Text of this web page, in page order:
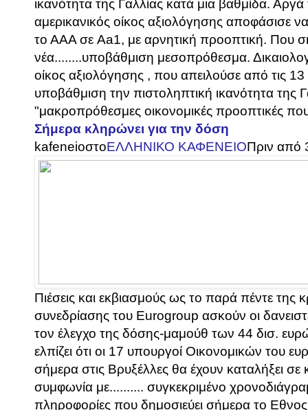
ικανότητα της Γαλλίας κατά μια βαθμίδα.
αμερικανικός οίκος αξιολόγησης αποφάσισε
το ΑΑΑ σε Aa1, με αρνητική προοπτική. Που
νέα........υποβάθμιση μεσοπρόθεσμα.
οίκος αξιολόγησης , που απειλούσε από τις
υποβάθμιση την πιστοληπτική ικανότητα της
"μακροπρόθεσμες οικονομικές προοπτικές
Σήμερα κληρώνει για την δόση
kafeneioστοΕΛΛΗΝΙΚΟ ΚΑΦΕΝΕΙΟΠριν από
Πιέσεις και εκβιασμούς ως το παρά πέντε της
συνεδρίασης του Eurogroup ασκούν οι
τον έλεγχο της δόσης-μαμούθ των 44 δισ.
ελπίζει ότι οι 17 υπουργοί Οικονομικών του
σήμερα στις Βρυξέλλες θα έχουν καταλήξει σε
συμφωνία με.......... συγκεκριμένο
πληροφορίες που δημοσιεύει σήμερα το